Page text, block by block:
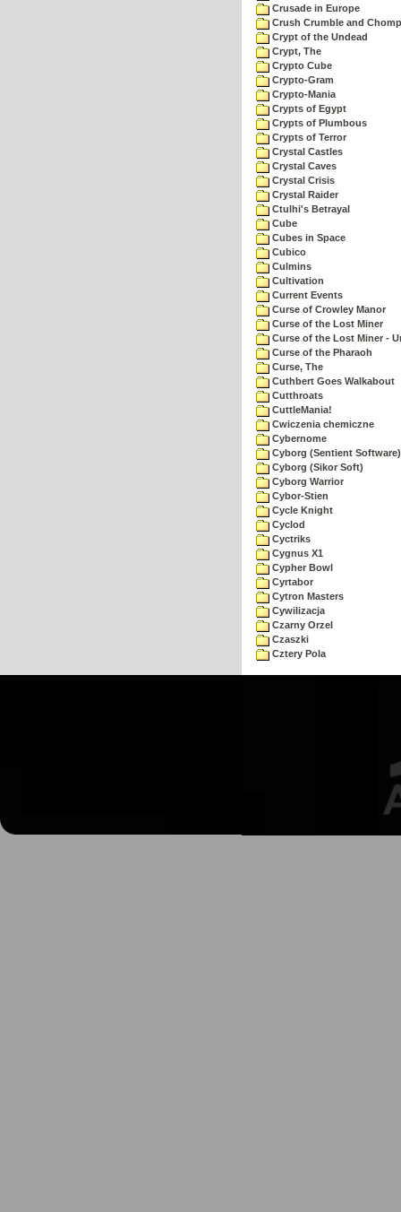
Crusade in Europe
Crush Crumble and Chomp
Crypt of the Undead
Crypt, The
Crypto Cube
Crypto-Gram
Crypto-Mania
Crypts of Egypt
Crypts of Plumbous
Crypts of Terror
Crystal Castles
Crystal Caves
Crystal Crisis
Crystal Raider
Ctulhi's Betrayal
Cube
Cubes in Space
Cubico
Culmins
Cultivation
Current Events
Curse of Crowley Manor
Curse of the Lost Miner
Curse of the Lost Miner -
Curse of the Pharaoh
Curse, The
Cuthbert Goes Walkabout
Cutthroats
CuttleMania!
Cwiczenia chemiczne
Cybernome
Cyborg (Sentient Software)
Cyborg (Sikor Soft)
Cyborg Warrior
Cybor-Stien
Cycle Knight
Cyclod
Cyctriks
Cygnus X1
Cypher Bowl
Cyrtabor
Cytron Masters
Cywilizacja
Czarny Orzel
Czaszki
Cztery Pola